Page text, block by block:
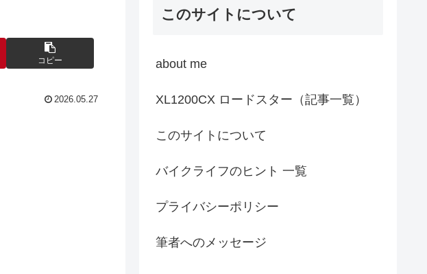
コピー
2026.05.27
このサイトについて
about me
XL1200CX ロードスター（記事一覧）
このサイトについて
バイクライフのヒント 一覧
プライバシーポリシー
筆者へのメッセージ